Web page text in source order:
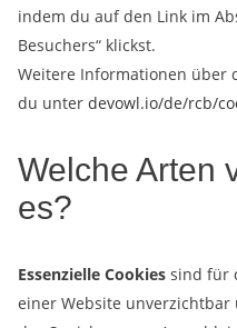
indem du auf den Link im
Besuchers“ klickst.
Weitere Informationen über
du unter devowl.io/de/rcb/
Welche Arten
es?
Essenzielle Cookies sind für
einer Website